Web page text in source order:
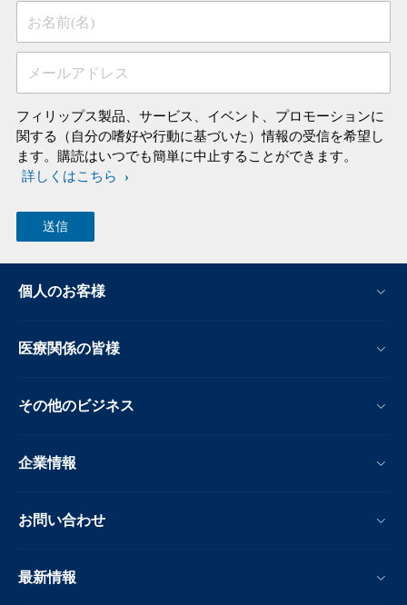
お名前(名)
メールアドレス
フィリップス製品、サービス、イベント、プロモーションに
関する（自分の嗜好や行動に基づいた）情報の受信を希望し
ます。購読はいつでも簡単に中止することができます。
詳しくはこちら
個人のお客様
医療関係の皆様
その他のビジネス
企業情報
お問い合わせ
最新情報